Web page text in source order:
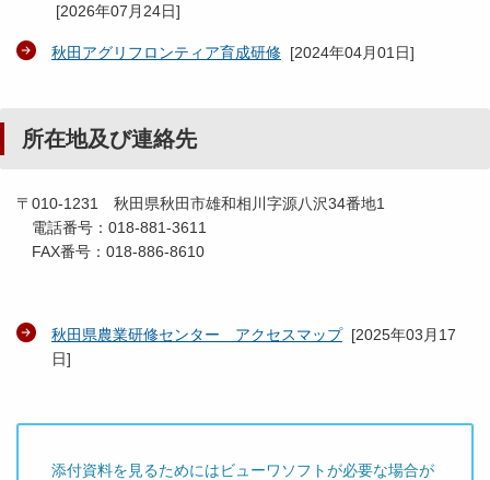
[2026年07月24日]
秋田アグリフロンティア育成研修 [2024年04月01日]
所在地及び連絡先
〒010-1231 秋田県秋田市雄和相川字源八沢34番地1
電話番号：018-881-3611
FAX番号：018-886-8610
秋田県農業研修センター アクセスマップ[2025年03月17
日]
添付資料を見るためにはビューワソフトが必要な場合が